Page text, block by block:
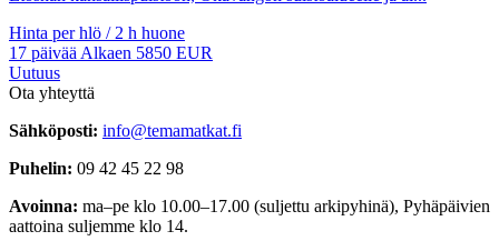
Hinta per hlö / 2 h huone
17 päivää Alkaen 5850 EUR
Uutuus
Ota yhteyttä
Sähköposti: info@temamatkat.fi
Puhelin: 09 42 45 22 98
Avoinna: ma–pe klo 10.00–17.00 (suljettu arkipyhinä), Pyhäpäivien
aattoina suljemme klo 14.